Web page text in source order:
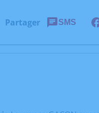
Partager SMS